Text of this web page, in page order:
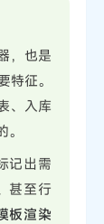
，也是
特征。
、入库
记出需
甚至行
板渲染